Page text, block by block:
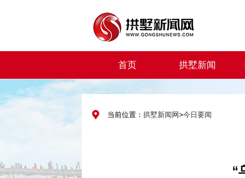
首页 拱墅新闻
当前位置： 拱墅新闻网>今日要闻
“